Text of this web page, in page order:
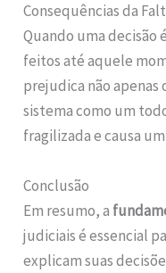
Consequências da
Quando uma decisão
feitos até aquele
prejudica não apenas
sistema como um
fragilizada e causa
Conclusão
Em resumo, a
judiciais é essencial
explicam suas